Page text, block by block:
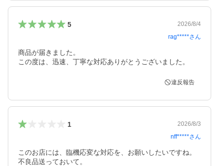
5
2026/8/4
rag*****さん
商品が届きました。
この度は、迅速、丁寧な対応ありがとうございました。
違反報告
1
2026/8/3
nff*****さん
このお店には、臨機応変な対応を、お願いしたいですね。
不良品送っておいて。